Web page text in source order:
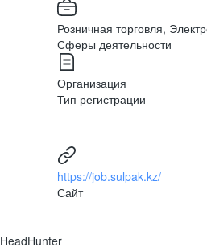
Розничная торговля,
Сферы деятельности
Организация
Тип регистрации
https://job.sulpak.kz/
Сайт
HeadHunter